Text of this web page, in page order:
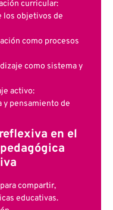
curricular:
los objetivos de
como procesos
como sistema y
activo:
y pensamiento de
en el
compartir,
educativas.